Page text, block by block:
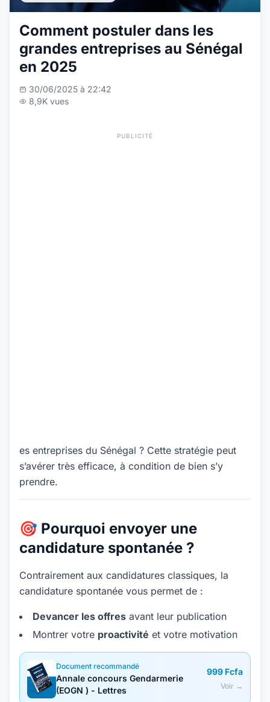
Comment postuler dans les
grandes entreprises au Sénégal
en 2025
30/06/2025 à 22:42
8,9K vues
PUBLICITÉ
es entreprises du Sénégal ? Cette stratégie peut
s’avérer très efficace, à condition de bien s’y
prendre.
🎯 Pourquoi envoyer une
candidature spontanée ?
Contrairement aux candidatures classiques, la
candidature spontanée vous permet de :
Devancer les offres avant leur publication
Montrer votre proactivité et votre motivation
Document recommandé
Annale concours Gendarmerie
(EOGN ) - Lettres
999 Fcfa
Voir →